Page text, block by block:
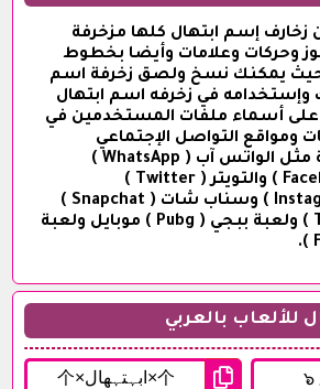
إسم ابتهال كلها مزخرفة
وحركات وعلامات وأيضا بخطوط
حيث يمكنك نسخ ولصق زخرفة اسم
وإستخدامه في زخرفه اسم ابتهال
على أسماء ملفات المستخدمين في
ومواقع التواصل الإجتماعي
والألعاب الإلكترونية مثل الواتس آب ( WhatsApp )
والفيسبوك ( Facebook ) والتويتر ( Twitter )
والانستجرام ( Instagram ) وسناب شات ( Snapchat )
وتيك توك ( Tik Tok ) ولعبة ببجي ( Pubg ) موبايل ولعبة
للألعاب بالعربي